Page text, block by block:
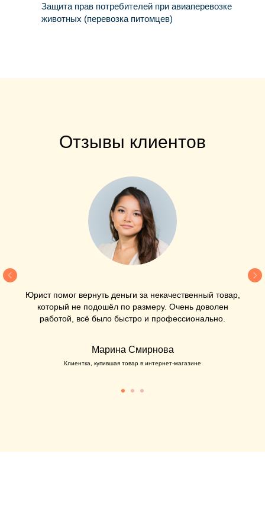
Защита прав потребителей при авиаперевозке
животных (перевозка питомцев)
Отзывы клиентов
Юрист помог вернуть деньги за некачественный товар,
который не подошёл по размеру. Очень доволен
работой, всё было быстро и профессионально.
Марина Смирнова
Клиентка, купившая товар в интернет-магазине